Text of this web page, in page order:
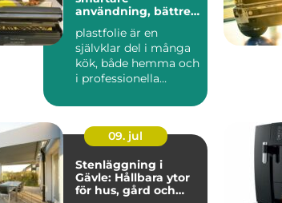
användning, bättre
plastfolie är en
självklar del i många
kök, både hemma och
i professionella
håller...
09. jul
Stenläggning i
Gävle: Hållbara ytor
för hus, gård och